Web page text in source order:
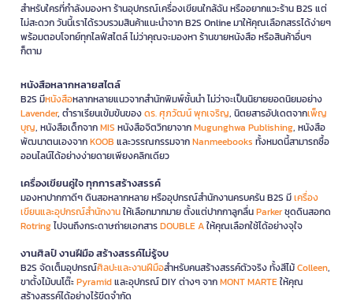
สำหรับใครที่กำลังมองหา ร้านอุปกรณ์เครื่องเขียนใกล้ฉัน หรืออยากแวะร้าน B2S แต่
ไม่สะดวก วันนี้เราได้รวบรวมสินค้าแนะนำจาก B2S Online มาให้คุณเลือกสรรได้ง่ายๆ
พร้อมตอบโจทย์ทุกไลฟ์สไตล์ ไม่ว่าคุณจะมองหา ร้านขายหนังสือ หรือสินค้าอื่นๆ
ก็ตาม
หนังสือหลากหลายสไตล์
B2S มีหนังสือหลากหลายแนวจากสำนักพิมพ์ชั้นนำ ไม่ว่าจะเป็นนิยายยอดนิยมอย่าง
Lavender, ตำราเรียนเข้มข้นของดร. ศุภวัฒน์ พุกเจริญ, นิตยสารอัปเดตจากเพ็ญ
บุญ, หนังสือเด็กจากMIS หนังสือจิตวิทยาจากMugunghwa Publishing, หนังสือ
พัฒนาตนเองจากKOOB และวรรณกรรมจากNanmeebooks ทั้งหมดนี้สามารถซื้อ
ออนไลน์ได้อย่างง่ายดายเพียงคลิกเดียว
เครื่องเขียนคู่ใจ ทุกการสร้างสรรค์
มองหาปากกาดีๆ ดินสอหลากหลาย หรืออุปกรณ์สำนักงานครบครัน B2S มีเครื่อง
เขียนและอุปกรณ์สำนักงานให้เลือกมากมาย ตั้งแต่ปากกาลูกลื่นParkerชุดดินสอกด
Rotringไปจนถึงกระดาษถ่ายเอกสารDOUBLE Aให้คุณเลือกใช้ได้อย่างจุใจ
งานศิลป์ งานฝีมือ สร้างสรรค์ไม่รู้จบ
B2S จัดเต็มอุปกรณ์ศิลปะและงานฝีมือสำหรับคนสร้างสรรค์ตัวจริง ทั้งสีไม้Colleen,
ขาตั้งไม้บนโต๊ะPyramidและอุปกรณ์ DIY ต่างๆ จากMONT MARTEให้คุณ
สร้างสรรค์ได้อย่างไร้ขีดจำกัด